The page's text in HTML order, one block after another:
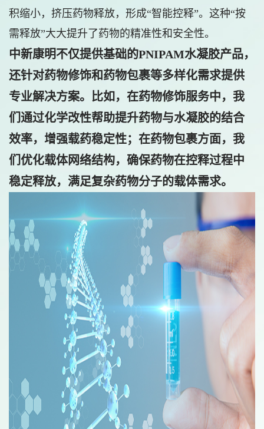
积缩小，挤压药物释放，形成“智能控释”。这种“按
需释放”大大提升了药物的精准性和安全性。
中新康明不仅提供基础的PNIPAM水凝胶产品，
还针对药物修饰和药物包裹等多样化需求提供
专业解决方案。比如，在药物修饰服务中，我
们通过化学改性帮助提升药物与水凝胶的结合
效率，增强载药稳定性；在药物包裹方面，我
们优化载体网络结构，确保药物在控释过程中
稳定释放，满足复杂药物分子的载体需求。